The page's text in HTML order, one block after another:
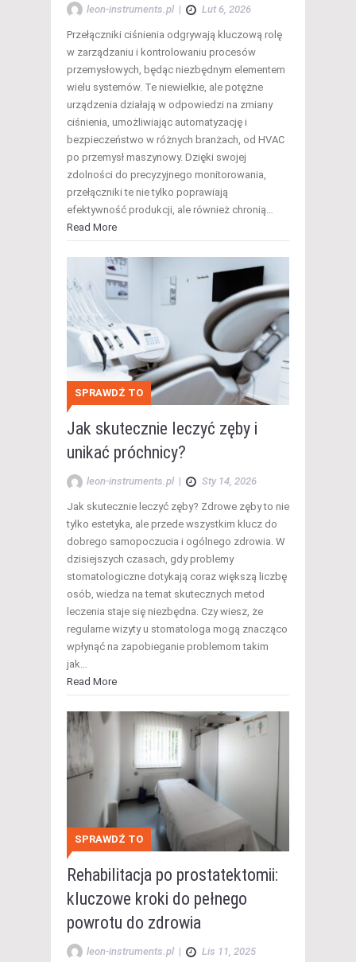
leon-instruments.pl | Lut 6, 2026
Przełączniki ciśnienia odgrywają kluczową rolę
w zarządzaniu i kontrolowaniu procesów
przemysłowych, będąc niezbędnym elementem
wielu systemów. Te niewielkie, ale potężne
urządzenia działają w odpowiedzi na zmiany
ciśnienia, umożliwiając automatyzację i
bezpieczeństwo w różnych branżach, od HVAC
po przemysł maszynowy. Dzięki swojej
zdolności do precyzyjnego monitorowania,
przełączniki te nie tylko poprawiają
efektywność produkcji, ale również chronią…
Read More
SPRAWDŹ TO
Jak skutecznie leczyć zęby i
unikać próchnicy?
leon-instruments.pl | Sty 14, 2026
Jak skutecznie leczyć zęby? Zdrowe zęby to nie
tylko estetyka, ale przede wszystkim klucz do
dobrego samopoczucia i ogólnego zdrowia. W
dzisiejszych czasach, gdy problemy
stomatologiczne dotykają coraz większą liczbę
osób, wiedza na temat skutecznych metod
leczenia staje się niezbędna. Czy wiesz, że
regularne wizyty u stomatologa mogą znacząco
wpłynąć na zapobieganie problemom takim
jak…
Read More
SPRAWDŹ TO
Rehabilitacja po prostatektomii:
kluczowe kroki do pełnego
powrotu do zdrowia
leon-instruments.pl | Lis 11, 2025